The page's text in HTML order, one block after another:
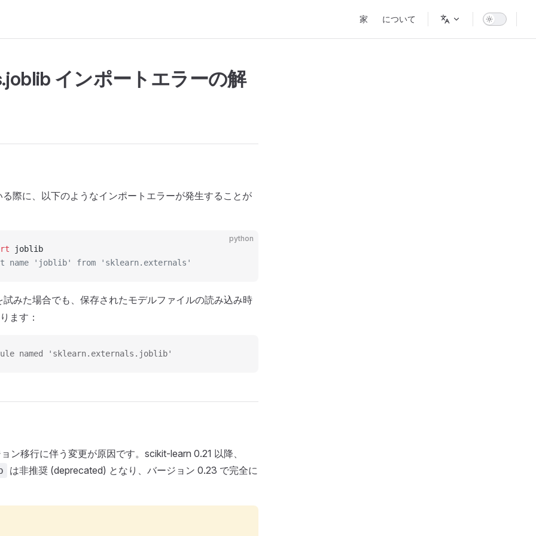
家 について
インポートエラーの解
際に、以下のようなインポートエラーが発生することが
python
joblib
name 'joblib' from 'sklearn.externals'
みた場合でも、保存されたモデルファイルの読み込み時
ます：
named 'sklearn.externals.joblib'
ン移行に伴う変更が原因です。scikit-learn 0.21 以降、
は非推奨 (deprecated) となり、バージョン 0.23 で完全に